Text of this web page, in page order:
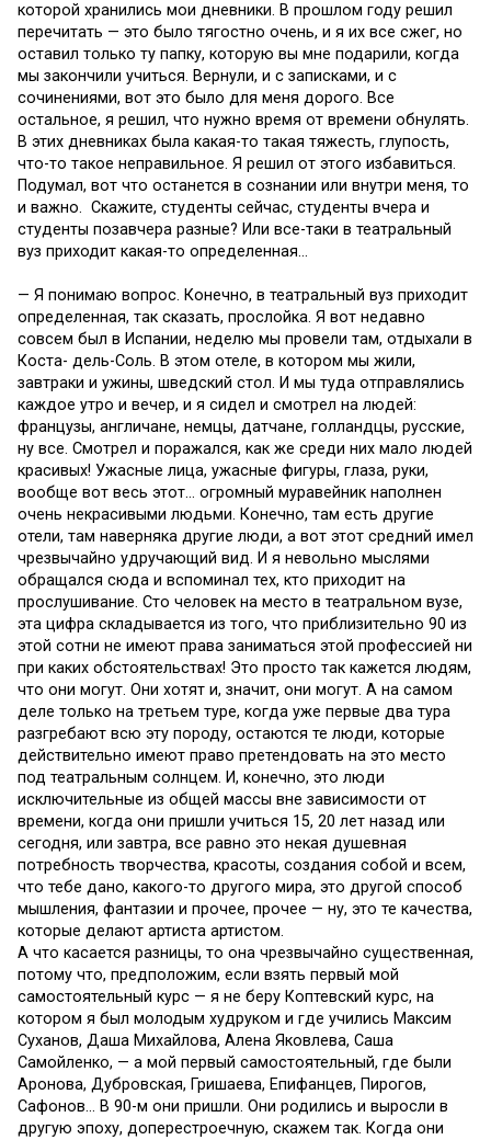
которой хранились мои дневники. В прошлом году решил
перечитать — это было тягостно очень, и я их все сжег, но
оставил только ту папку, которую вы мне подарили, когда
мы закончили учиться. Вернули, и с записками, и с
сочинениями, вот это было для меня дорого. Все
остальное, я решил, что нужно время от времени обнулять.
В этих дневниках была какая-то такая тяжесть, глупость,
что-то такое неправильное. Я решил от этого избавиться.
Подумал, вот что останется в сознании или внутри меня, то
и важно. Скажите, студенты сейчас, студенты вчера и
студенты позавчера разные? Или все-таки в театральный
вуз приходит какая-то определенная…
— Я понимаю вопрос. Конечно, в театральный вуз приходит
определенная, так сказать, прослойка. Я вот недавно
совсем был в Испании, неделю мы провели там, отдыхали в
Коста- дель-Соль. В этом отеле, в котором мы жили,
завтраки и ужины, шведский стол. И мы туда отправлялись
каждое утро и вечер, и я сидел и смотрел на людей:
французы, англичане, немцы, датчане, голландцы, русские,
ну все. Смотрел и поражался, как же среди них мало людей
красивых! Ужасные лица, ужасные фигуры, глаза, руки,
вообще вот весь этот… огромный муравейник наполнен
очень некрасивыми людьми. Конечно, там есть другие
отели, там наверняка другие люди, а вот этот средний имел
чрезвычайно удручающий вид. И я невольно мыслями
обращался сюда и вспоминал тех, кто приходит на
прослушивание. Сто человек на место в театральном вузе,
эта цифра складывается из того, что приблизительно 90 из
этой сотни не имеют права заниматься этой профессией ни
при каких обстоятельствах! Это просто так кажется людям,
что они могут. Они хотят и, значит, они могут. А на самом
деле только на третьем туре, когда уже первые два тура
разгребают всю эту породу, остаются те люди, которые
действительно имеют право претендовать на это место
под театральным солнцем. И, конечно, это люди
исключительные из общей массы вне зависимости от
времени, когда они пришли учиться 15, 20 лет назад или
сегодня, или завтра, все равно это некая душевная
потребность творчества, красоты, создания собой и всем,
что тебе дано, какого-то другого мира, это другой способ
мышления, фантазии и прочее, прочее — ну, это те качества,
которые делают артиста артистом.
А что касается разницы, то она чрезвычайно существенная,
потому что, предположим, если взять первый мой
самостоятельный курс — я не беру Коптевский курс, на
котором я был молодым худруком и где учились Максим
Суханов, Даша Михайлова, Алена Яковлева, Саша
Самойленко, — а мой первый самостоятельный, где были
Аронова, Дубровская, Гришаева, Епифанцев, Пирогов,
Сафонов… В 90-м они пришли. Они родились и выросли в
другую эпоху, доперестроечную, скажем так. Когда они